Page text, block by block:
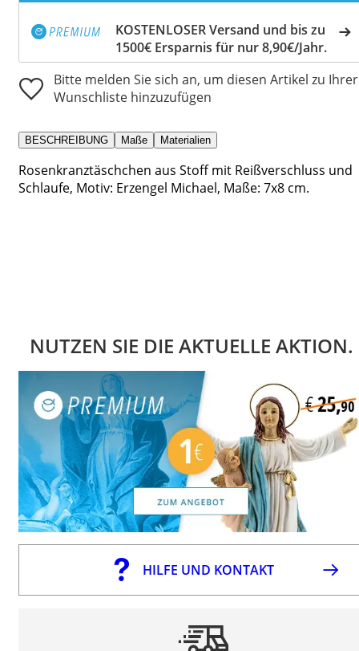
KOSTENLOSER Versand und bis zu
1500€ Ersparnis für nur 8,90€/Jahr.
Bitte melden Sie sich an, um diesen Artikel zu Ihrer
Wunschliste hinzuzufügen
BESCHREIBUNG Maße Materialien
Rosenkranztäschchen aus Stoff mit Reißverschluss und
Schlaufe, Motiv: Erzengel Michael, Maße: 7x8 cm.
NUTZEN SIE DIE AKTUELLE AKTION.
HILFE UND KONTAKT